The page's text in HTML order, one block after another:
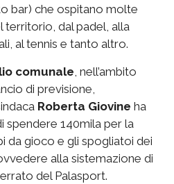
bar) che ospitano molte
territorio, dal padel, alla
al tennis e tanto altro.
comunale, nell’ambito
di previsione,
Roberta Giovine ha
spendere 140mila per la
da gioco e gli spogliatoi dei
alla sistemazione di
del Palasport.